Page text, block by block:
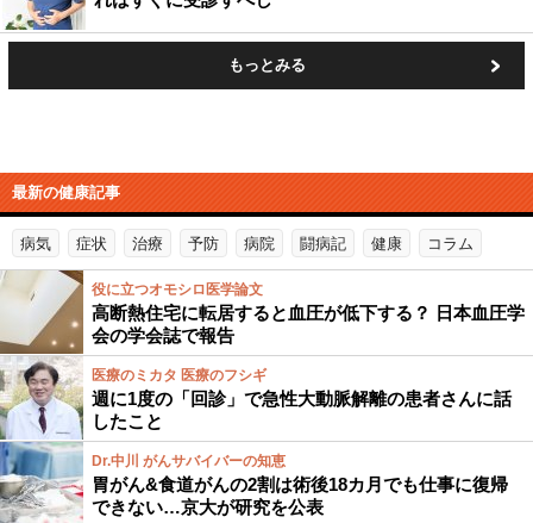
もっとみる
最新の健康記事
病気 症状 治療 予防 病院 闘病記 健康 コラム
役に立つオモシロ医学論文
高断熱住宅に転居すると血圧が低下する？ 日本血圧学
会の学会誌で報告
医療のミカタ 医療のフシギ
週に1度の「回診」で急性大動脈解離の患者さんに話
したこと
Dr.中川 がんサバイバーの知恵
胃がん&食道がんの2割は術後18カ月でも仕事に復帰
できない…京大が研究を公表